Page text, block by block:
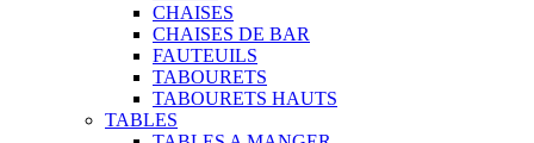
CHAISES
CHAISES DE BAR
FAUTEUILS
TABOURETS
TABOURETS HAUTS
TABLES